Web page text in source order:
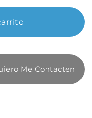
Me Contacten